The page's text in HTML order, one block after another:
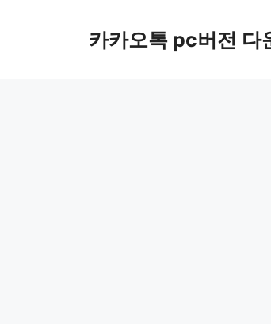
카카오톡 pc버전 다